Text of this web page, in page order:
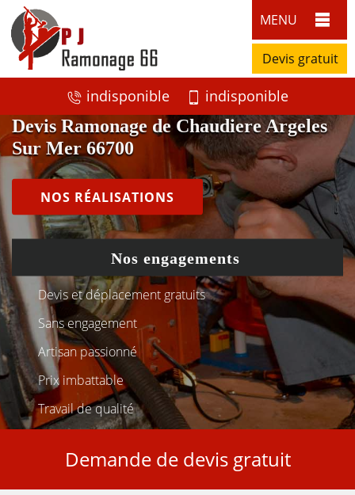
MENU
Devis gratuit
indisponible indisponible
Devis Ramonage de Chaudiere Argeles
Sur Mer 66700
NOS RÉALISATIONS
Nos engagements
Devis et déplacement gratuits
Sans engagement
Artisan passionné
Prix imbattable
Travail de qualité
Demande de devis gratuit